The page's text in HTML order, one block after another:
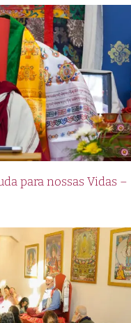
para nossas Vidas –